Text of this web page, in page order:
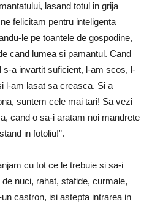
lasand totul in grija
felicitam pentru inteligenta
le pe toantele de gospodine,
cand lumea si pamantul. Cand
s-a invartit suficient, l-am scos, l-
l-am lasat sa creasca. Si a
suntem cele mai tari! Sa vezi
cand o sa-i aratam noi mandrete
in fotoliu!”.
cu tot ce le trebuie si sa-i
nuci, rahat, stafide, curmale,
castron, isi astepta intrarea in